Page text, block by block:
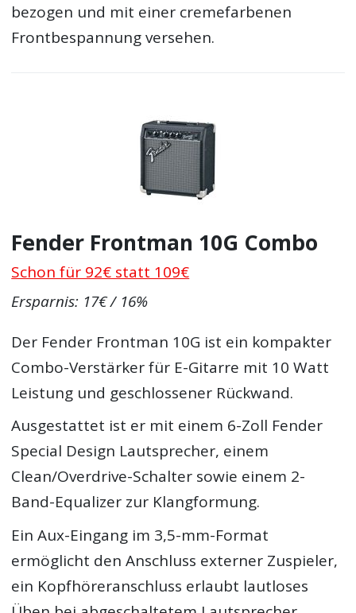
bezogen und mit einer cremefarbenen
Frontbespannung versehen.
Fender Frontman 10G Combo
Schon für 92€ statt 109€
Ersparnis: 17€ / 16%
Der Fender Frontman 10G ist ein kompakter
Combo-Verstärker für E-Gitarre mit 10 Watt
Leistung und geschlossener Rückwand.
Ausgestattet ist er mit einem 6-Zoll Fender
Special Design Lautsprecher, einem
Clean/Overdrive-Schalter sowie einem 2-
Band-Equalizer zur Klangformung.
Ein Aux-Eingang im 3,5-mm-Format
ermöglicht den Anschluss externer Zuspieler,
ein Kopfhöreranschluss erlaubt lautloses